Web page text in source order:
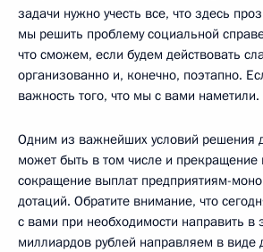
задачи нужно учесть все, что здесь
мы решить проблему социальной
что сможем, если будем действовать
организованно и, конечно, поэтапно.
важность того, что мы с вами наметили.
Одним из важнейших условий решения
может быть в том числе и прекращение
сокращение выплат предприятиям-
дотаций. Обратите внимание, что
с вами при необходимости направить в
миллиардов рублей направляем в виде